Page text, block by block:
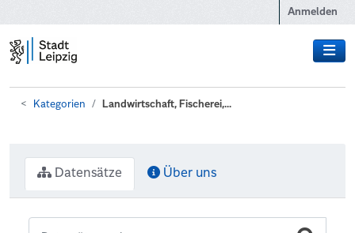
Anmelden
Kategorien Landwirtschaft, Fischerei,...
Datensätze Über uns